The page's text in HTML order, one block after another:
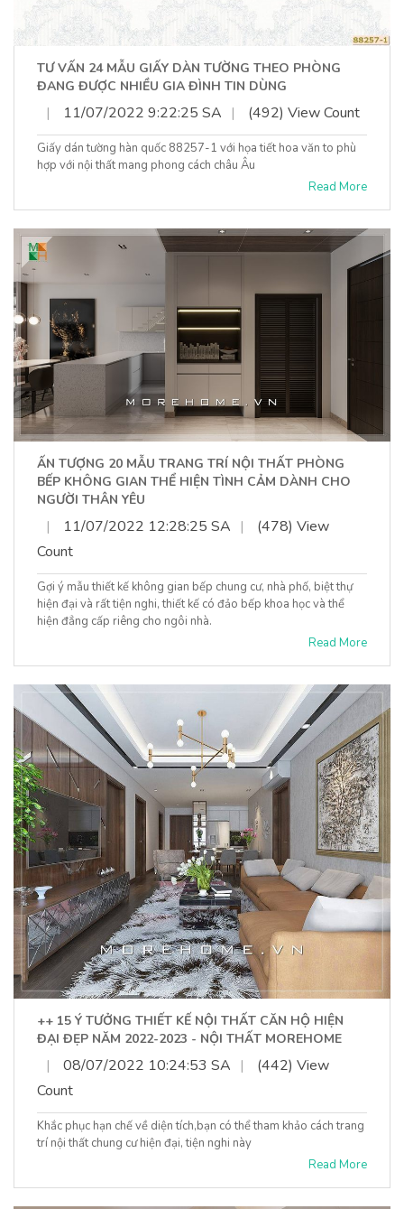
TƯ VẤN 24 MẪU GIẤY DÀN TƯỜNG THEO PHÒNG
ĐANG ĐƯỢC NHIỀU GIA ĐÌNH TIN DÙNG
| 11/07/2022 9:22:25 SA | (492) View Count
Giấy dán tường hàn quốc 88257-1 với họa tiết hoa văn to phù
hợp với nội thất mang phong cách châu Âu
Read More
ẤN TƯỢNG 20 MẪU TRANG TRÍ NỘI THẤT PHÒNG
BẾP KHÔNG GIAN THỂ HIỆN TÌNH CẢM DÀNH CHO
NGƯỜI THÂN YÊU
| 11/07/2022 12:28:25 SA |
(478) View
Count
Gợi ý mẫu thiết kế không gian bếp chung cư, nhà phố, biệt thự
hiện đại và rất tiện nghi, thiết kế có đảo bếp khoa học và thể
hiện đẳng cấp riêng cho ngôi nhà.
Read More
++ 15 Ý TƯỞNG THIẾT KẾ NỘI THẤT CĂN HỘ HIỆN
ĐẠI ĐẸP NĂM 2022-2023 - NỘI THẤT MOREHOME
| 08/07/2022 10:24:53 SA |
(442) View
Count
Khắc phục hạn chế về diện tích,bạn có thể tham khảo cách trang
trí nội thất chung cư hiện đại, tiện nghi này
Read More